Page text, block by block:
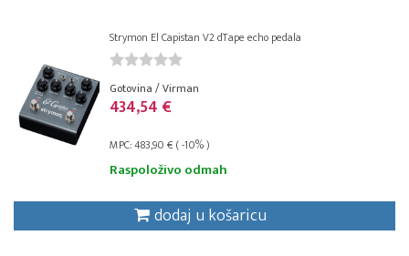
Strymon El Capistan V2 dTape echo pedala
Gotovina / Virman
434,54 €
MPC: 483,90 € ( -10% )
Raspoloživo odmah
dodaj u košaricu